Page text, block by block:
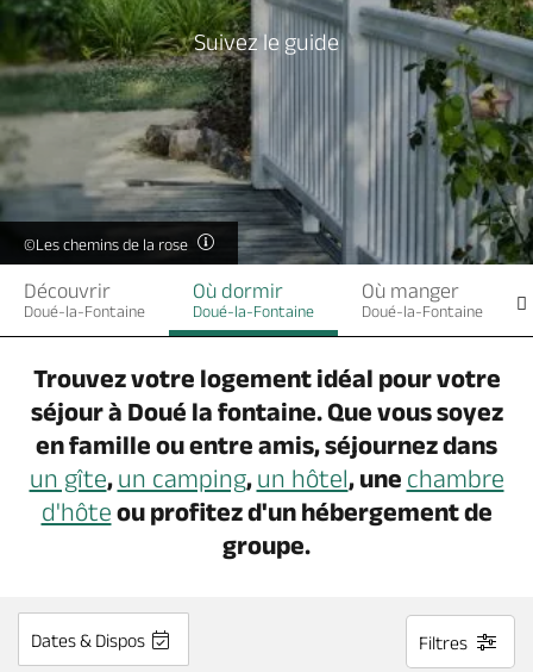
Dormir, manger
Séjours, cadeaux
Billetterie en ligne
Suivez le guide
©Les chemins de la rose
Découvrir
Doué-la-Fontaine
Où dormir
Doué-la-Fontaine
Où manger
Doué-la-Fontaine
Trouvez votre logement idéal pour votre
séjour à Doué la fontaine. Que vous soyez
en famille ou entre amis, séjournez dans
un gîte, un camping, un hôtel, une chambre
d'hôte ou profitez d'un hébergement de
groupe.
Dates & Dispos Filtres